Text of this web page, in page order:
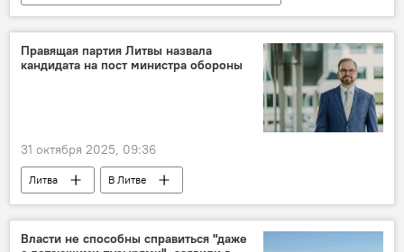
В мире
Россия Украина
Правящая партия Литвы назвала
кандидата на пост министра обороны
31 октября 2025, 09:36
Литва
В Литве
Формирование правительства Ругинене
Социал-демократическая партия Литвы (СДПЛ)
Власти не способны справиться "даже